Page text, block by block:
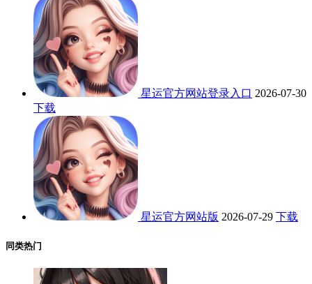
星运官方网站登录入口 2026-07-30
下载
星运官方网站版 2026-07-29 下载
同类热门